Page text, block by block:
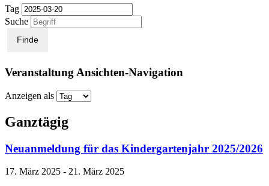
Tag
Suche
Veranstaltung Ansichten-Navigation
Anzeigen als
Ganztägig
Neuanmeldung für das Kindergartenjahr 2025/2026
17. März 2025 - 21. März 2025